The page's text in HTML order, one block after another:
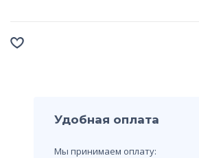
Удобная оплата
Мы принимаем оплату: